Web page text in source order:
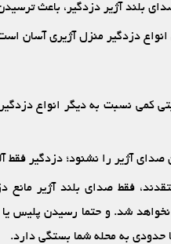
بلند آژیر دزدگیر، باعث
دزدگیر منزل آژیری آسان
کمی نسبت به دیگر انواع
صدای آژیر را نشنود؛ دزدگیر
فقط صدای بلند آژیر
شد. و حتما رسیدن پلیس
حدودی به محله شما بستگی دارد.